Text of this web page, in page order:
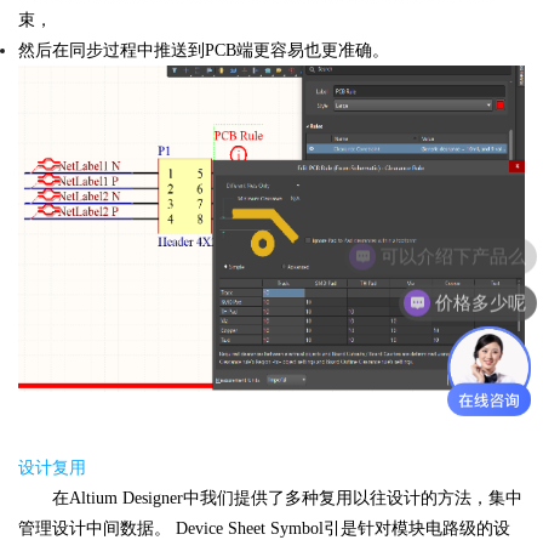
束，
然后在同步过程中推送到PCB端更容易也更准确。
设计复用
在Altium Designer中我们提供了多种复用以往设计的方法，集中
管理设计中间数据。 Device Sheet Symbol引是针对模块电路级的设
价格多少呢